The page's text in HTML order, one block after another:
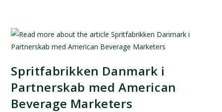
Spritfabrikken Danmark i
Partnerskab med American
Beverage Marketers